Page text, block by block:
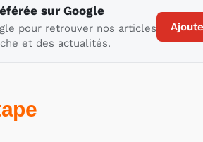
sur Google
pour retrouver nos articles
et des actualités.